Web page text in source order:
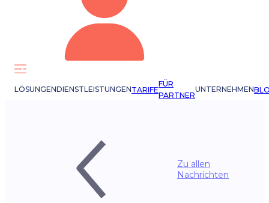
LÖSUNGENDIENSTLEISTUNGENTARIFE
FÜR
PARTNER
UNTERNEHMEN
Zu allen
Nachrichten